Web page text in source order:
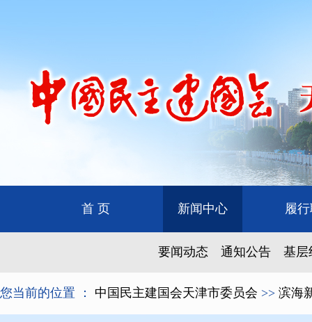
首 页 新闻中心 履
要闻动态 通知公告 基层
您当前的位置 ： 中国民主建国会天津市委员会 >> 滨海